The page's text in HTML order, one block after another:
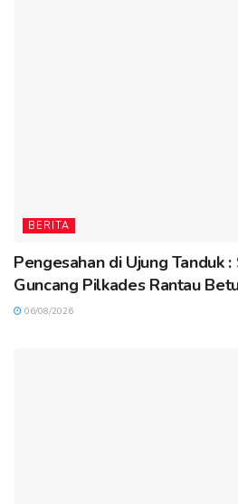
BERITA
Pengesahan di Ujung Tanduk
Guncang Pilkades Rantau
06/08/2026